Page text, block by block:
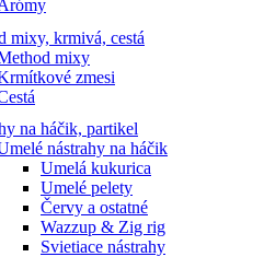
mixy, krmivá, cestá
mixy
zmesi
na háčik, partikel
nástrahy na háčik
Umelá kukurica
Umelé pelety
Červy a ostatné
Wazzup & Zig rig
Svietiace nástrahy